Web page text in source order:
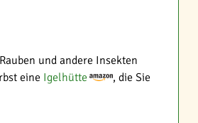
und andere Insekten
eine Igelhütte
, die Sie